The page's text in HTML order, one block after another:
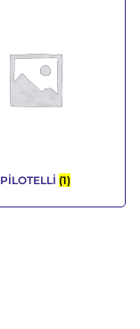
PİLOTELLİ (1)